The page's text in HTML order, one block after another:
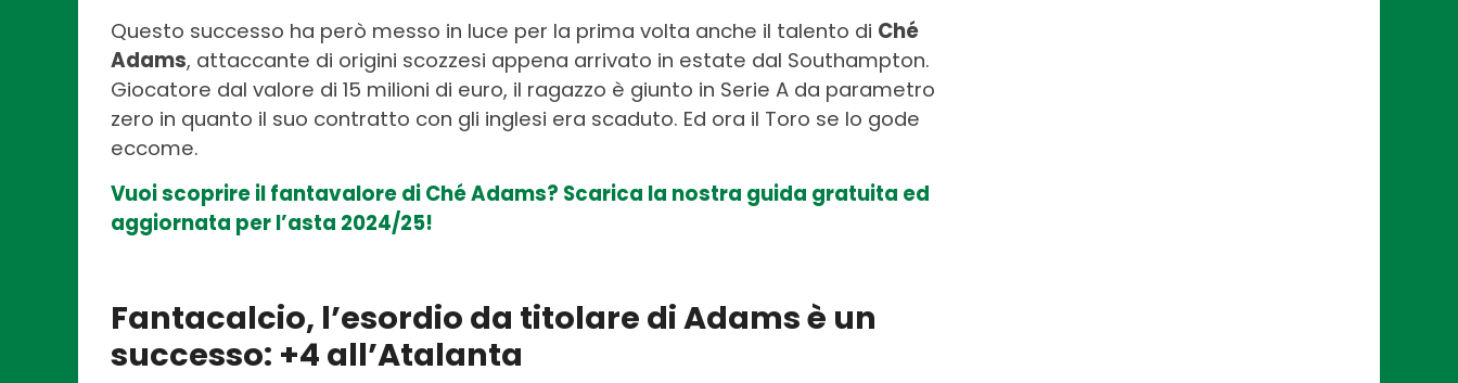
Questo successo ha però messo in luce per la prima volta anche il talento di Ché
Adams, attaccante di origini scozzesi appena arrivato in estate dal Southampton.
Giocatore dal valore di 15 milioni di euro, il ragazzo è giunto in Serie A da parametro
zero in quanto il suo contratto con gli inglesi era scaduto. Ed ora il Toro se lo gode
eccome.
Vuoi scoprire il fantavalore di Ché Adams? Scarica la nostra guida gratuita ed
aggiornata per l’asta 2024/25!
Fantacalcio, l’esordio da titolare di Adams è un
successo: +4 all’Atalanta